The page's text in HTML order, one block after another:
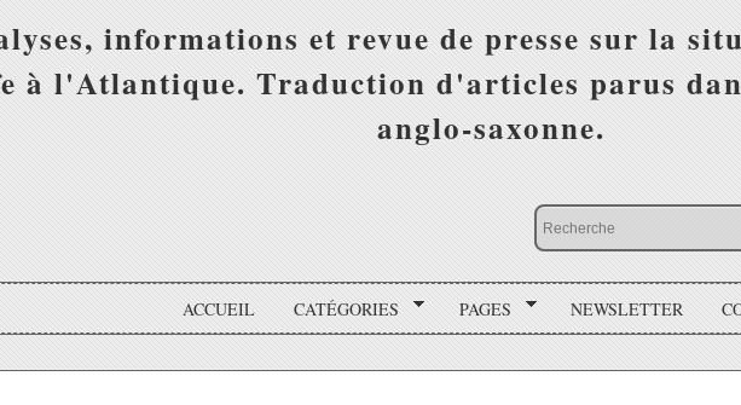
informations et revue de presse sur la
à l'Atlantique. Traduction d'articles parus
anglo-saxonne.
ACCUEIL CATÉGORIES PAGES NEWSLETTER